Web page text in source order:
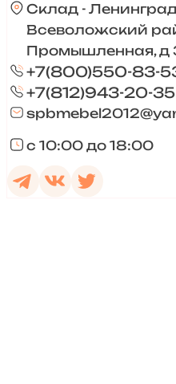
Склад -
Всеволожский
Промышленная, д
+7(800)550-83-
+7(812)943-20-35
с 10:00 до 18:00